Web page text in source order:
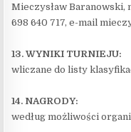
Mieczysław
698 640 717, e-mail
13. WYNIKI TURNIEJU:
wliczane do listy
14. NAGRODY:
według możliwości